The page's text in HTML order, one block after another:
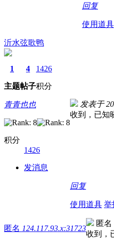
回复
使用道具
沂水弦歌鸭
1
主题
4
帖子
1426
积分
青青也也
积分
1426
发消息
发表于
收到，已知
回复
使用道具 举
匿名 124.117.93.x:31723
匿名
收到，